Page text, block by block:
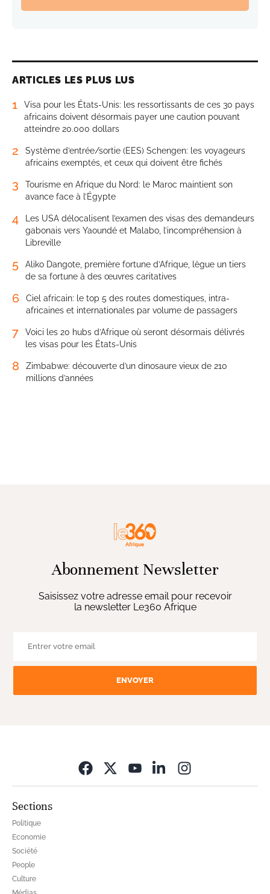
ARTICLES LES PLUS LUS
1
Visa pour les États-Unis: les ressortissants de ces 30 pays
africains doivent désormais payer une caution pouvant
atteindre 20.000 dollars
2
Système d’entrée/sortie (EES) Schengen: les voyageurs
africains exemptés, et ceux qui doivent être fichés
3
Tourisme en Afrique du Nord: le Maroc maintient son
avance face à l’Égypte
4
Les USA délocalisent l’examen des visas des demandeurs
gabonais vers Yaoundé et Malabo, l’incompréhension à
Libreville
5
Aliko Dangote, première fortune d’Afrique, lègue un tiers
de sa fortune à des œuvres caritatives
6
Ciel africain: le top 5 des routes domestiques, intra-
africaines et internationales par volume de passagers
7
Voici les 20 hubs d’Afrique où seront désormais délivrés
les visas pour les États-Unis
8
Zimbabwe: découverte d’un dinosaure vieux de 210
millions d’années
Abonnement Newsletter
Saisissez votre adresse email pour recevoir
la newsletter Le360 Afrique
ENVOYER
Sections
Politique
Economie
Société
People
Culture